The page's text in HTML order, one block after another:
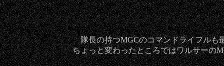
隊長の持つMGCのコマンドライフルも
ちょっと変わったところではワルサーの